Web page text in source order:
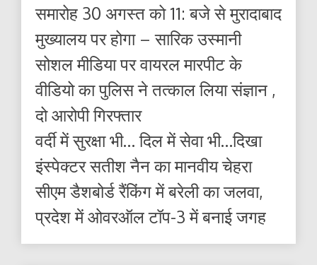
समारोह 30 अगस्त को 11: बजे से मुरादाबाद
मुख्यालय पर होगा – सारिक उस्मानी
सोशल मीडिया पर वायरल मारपीट के
वीडियो का पुलिस ने तत्काल लिया संज्ञान ,
दो आरोपी गिरफ्तार
वर्दी में सुरक्षा भी… दिल में सेवा भी…दिखा
इंस्पेक्टर सतीश नैन का मानवीय चेहरा
सीएम डैशबोर्ड रैंकिंग में बरेली का जलवा,
प्रदेश में ओवरऑल टॉप-3 में बनाई जगह